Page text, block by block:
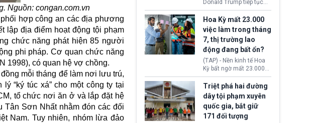
Nguồn: congan.com.vn
hợp công an các địa phương
lập địa điểm hoạt động tội phạm
chức năng phát hiện 85 người
phi pháp. Cơ quan chức năng
1998), có quan hệ vợ chồng.
mỗi tháng để làm nơi lưu trú,
“ký túc xá” cho một công ty tại
tổ chức nơi ăn ở và lắp đặt hệ
Tân Sơn Nhất nhằm đón các đối
Nam. Tuy nhiên, nhóm lừa đảo
Cục Điều tra Liên bang
(FBI), Cơ quan Tình báo
Trung ương (CIA) và Bộ
Ngoại giao (DOS).
Donald Trump tiếp tục
cho rằng, hồ phản chiếu
trước Đài tưởng niệm
Lincoln bị phá hoại. Lãnh
đạo Nhà Trắng yêu cầu
Bộ Tư pháp (DOJ) xem
xét lại quyết định hủy
truy tố những cá nhân bị
nghi ngờ làm hư hại
công trình.
Hoa Kỳ mất 23.000
việc làm trong tháng
7, thị trường lao
động đang bất ổn?
(TAP) - Nền kinh tế Hoa
Kỳ bất ngờ mất 23.000
việc làm vào tháng 7,
cho thấy thị trường lao
động có dấu hiệu suy
yếu sau thời gian duy trì
tương đối ổn định suốt
nửa năm 2026.
Triệt phá hai đường
dây tội phạm xuyên
quốc gia, bắt giữ
171 đối tượng